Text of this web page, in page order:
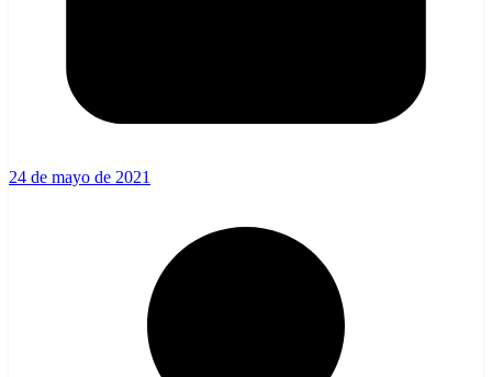
24 de mayo de 2021